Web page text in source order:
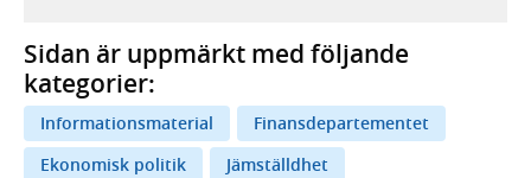
Sidan är uppmärkt med följande
kategorier:
Informationsmaterial
Finansdepartementet
Ekonomisk politik
Jämställdhet